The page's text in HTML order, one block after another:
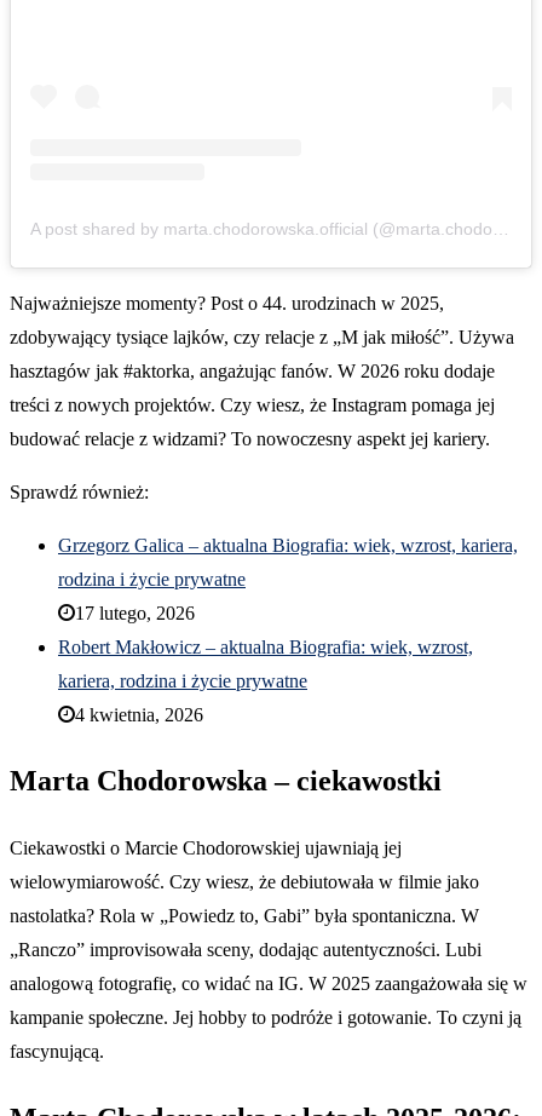
Najważniejsze momenty? Post o 44. urodzinach w 2025,
zdobywający tysiące lajków, czy relacje z „M jak miłość”. Używa
hasztagów jak #aktorka, angażując fanów. W 2026 roku dodaje
treści z nowych projektów. Czy wiesz, że Instagram pomaga jej
budować relacje z widzami? To nowoczesny aspekt jej kariery.
Sprawdź również:
Grzegorz Galica – aktualna Biografia: wiek, wzrost, kariera,
rodzina i życie prywatne
17 lutego, 2026
Robert Makłowicz – aktualna Biografia: wiek, wzrost,
kariera, rodzina i życie prywatne
4 kwietnia, 2026
Marta Chodorowska – ciekawostki
Ciekawostki o Marcie Chodorowskiej ujawniają jej
wielowymiarowość. Czy wiesz, że debiutowała w filmie jako
nastolatka? Rola w „Powiedz to, Gabi” była spontaniczna. W
„Ranczo” improvisowała sceny, dodając autentyczności. Lubi
analogową fotografię, co widać na IG. W 2025 zaangażowała się w
kampanie społeczne. Jej hobby to podróże i gotowanie. To czyni ją
fascynującą.